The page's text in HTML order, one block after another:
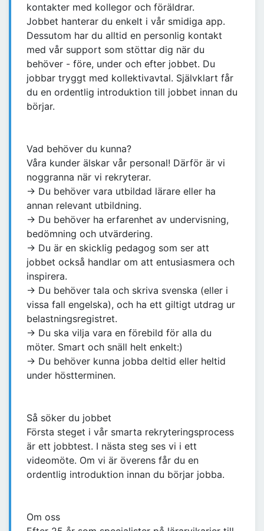
kontakter med kollegor och föräldrar.
Jobbet hanterar du enkelt i vår smidiga app.
Dessutom har du alltid en personlig kontakt
med vår support som stöttar dig när du
behöver - före, under och efter jobbet. Du
jobbar tryggt med kollektivavtal. Självklart får
du en ordentlig introduktion till jobbet innan du
börjar.
Vad behöver du kunna?
Våra kunder älskar vår personal! Därför är vi
noggranna när vi rekryterar.
→ Du behöver vara utbildad lärare eller ha
annan relevant utbildning.
→ Du behöver ha erfarenhet av undervisning,
bedömning och utvärdering.
→ Du är en skicklig pedagog som ser att
jobbet också handlar om att entusiasmera och
inspirera.
→ Du behöver tala och skriva svenska (eller i
vissa fall engelska), och ha ett giltigt utdrag ur
belastningsregistret.
→ Du ska vilja vara en förebild för alla du
möter. Smart och snäll helt enkelt:)
→ Du behöver kunna jobba deltid eller heltid
under höstterminen.
Så söker du jobbet
Första steget i vår smarta rekryteringsprocess
är ett jobbtest. I nästa steg ses vi i ett
videomöte. Om vi är överens får du en
ordentlig introduktion innan du börjar jobba.
Om oss